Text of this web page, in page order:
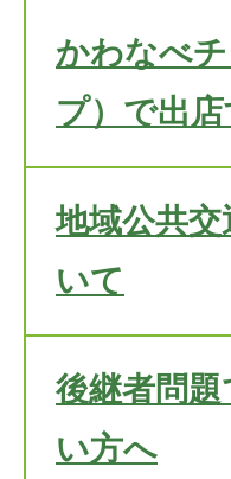
かわなべ
プ）で出
地域公共
いて
後継者問
い方へ